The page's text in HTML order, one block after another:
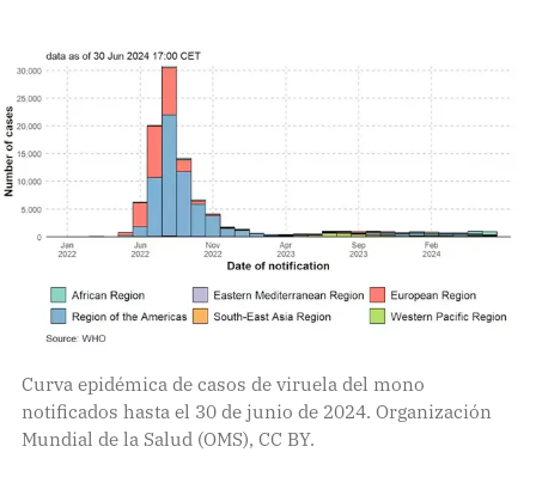
Curva epidémica de casos de viruela del mono
notificados hasta el 30 de junio de 2024. Organización
Mundial de la Salud (OMS), CC BY.